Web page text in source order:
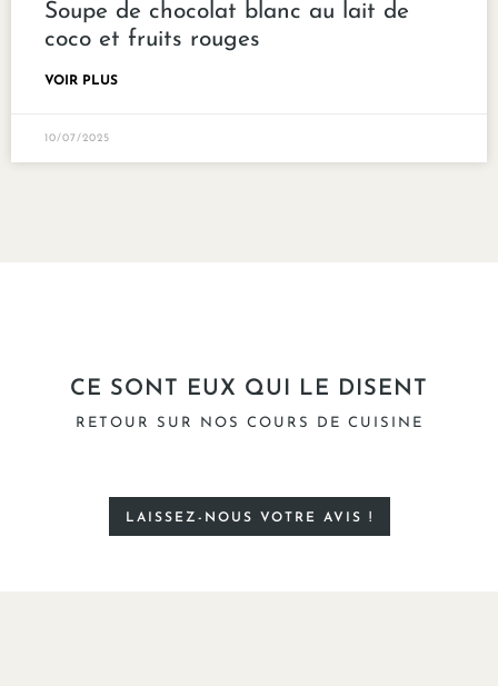
Soupe de chocolat blanc au lait de
coco et fruits rouges
VOIR PLUS
10/07/2025
CE SONT EUX QUI LE DISENT
RETOUR SUR NOS COURS DE CUISINE
LAISSEZ-NOUS VOTRE AVIS !